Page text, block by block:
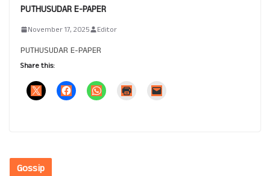
PUTHUSUDAR E-PAPER
November 17, 2025 Editor
PUTHUSUDAR E-PAPER
Share this:
Gossip